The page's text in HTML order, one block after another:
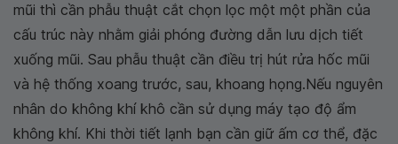
mũi thì cần phẫu thuật cắt chọn lọc một một phần của
cấu trúc này nhằm giải phóng đường dẫn lưu dịch tiết
xuống mũi. Sau phẫu thuật cần điều trị hút rửa hốc mũi
và hệ thống xoang trước, sau, khoang họng.Nếu nguyên
nhân do không khí khô cần sử dụng máy tạo độ ẩm
không khí. Khi thời tiết lạnh bạn cần giữ ấm cơ thể, đặc